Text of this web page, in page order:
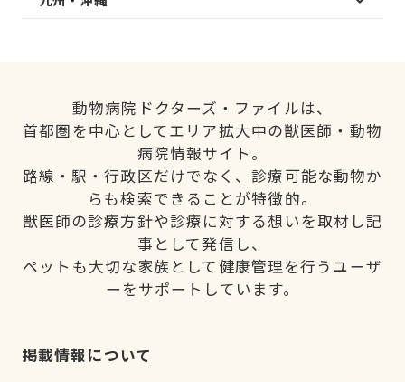
動物病院ドクターズ・ファイルは、
首都圏を中心としてエリア拡大中の獣医師・動物
病院情報サイト。
路線・駅・行政区だけでなく、診療可能な動物か
らも検索できることが特徴的。
獣医師の診療方針や診療に対する想いを取材し記
事として発信し、
ペットも大切な家族として健康管理を行うユーザ
ーをサポートしています。
掲載情報について